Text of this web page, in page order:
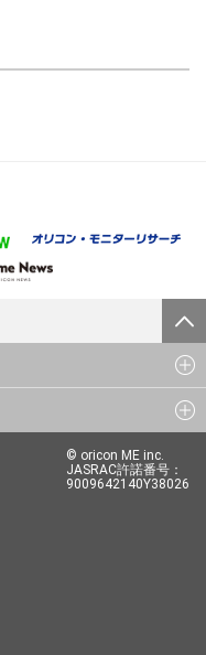
© oricon ME inc.
JASRAC許諾番号：
9009642140Y38026